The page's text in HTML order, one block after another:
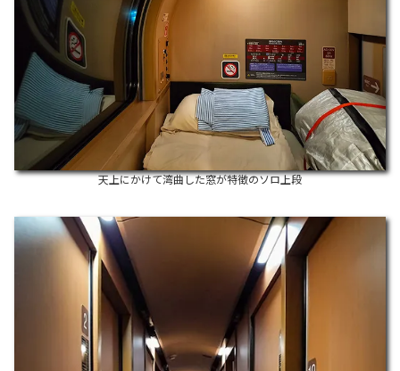
天上にかけて湾曲した窓が特徴のソロ上段